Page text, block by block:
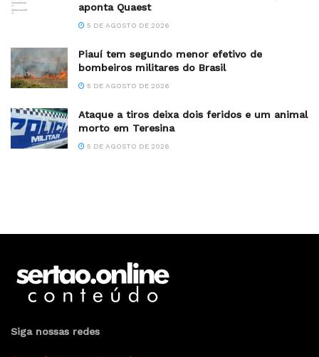
aponta Quaest
5 DE AGOSTO DE 2026
Piauí tem segundo menor efetivo de
bombeiros militares do Brasil
5 DE AGOSTO DE 2026
Ataque a tiros deixa dois feridos e um animal
morto em Teresina
5 DE AGOSTO DE 2026
Siga nossas redes